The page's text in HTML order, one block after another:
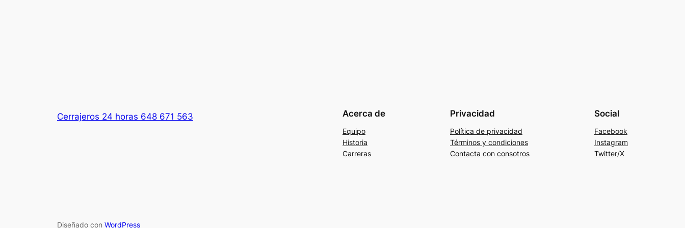
Cerrajeros 24 horas 648 671 563 Acerca de
Equipo
Historia
Carreras
Privacidad
Política de privacidad
Términos y condiciones
Contacta con consotros
Social
Facebook
Instagram
Twitter/X
Diseñado con WordPress